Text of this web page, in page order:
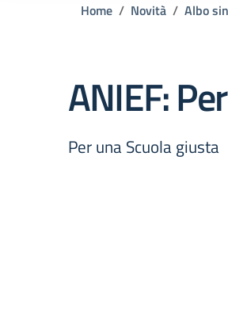
Home Novità Albo
ANIEF:
Per una Scuola giusta